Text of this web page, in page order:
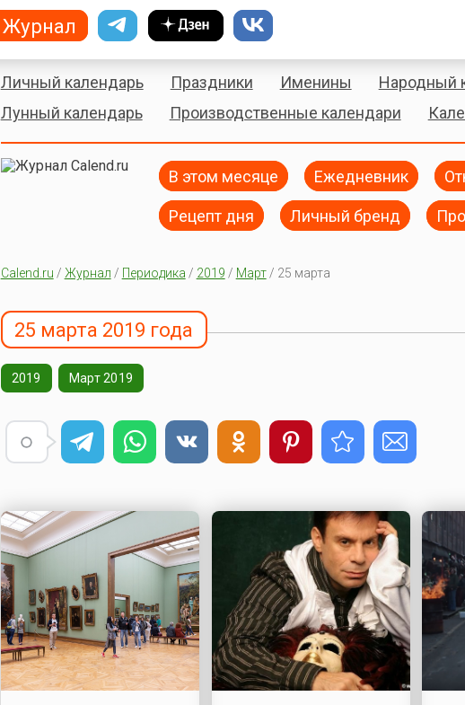
Личный календарь Праздники Именины Народный
Лунный календарь
Производственные календари
В этом месяце Ежедневник
Рецепт дня Личный бренд
Calend.ru / Журнал / Периодика / 2019 / Март/ 25 марта
25 марта 2019 года
2019 Март 2019
Журнал